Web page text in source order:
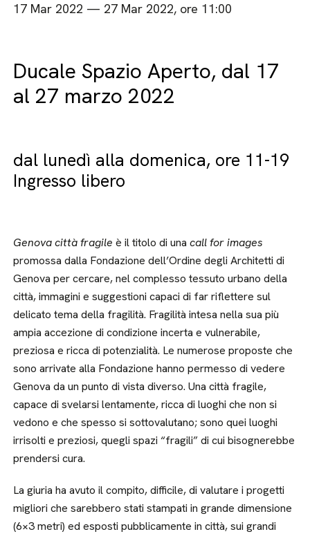
17 Mar 2022 — 27 Mar 2022, ore 11:00
Ducale Spazio Aperto, dal 17
al 27 marzo 2022
dal lunedì alla domenica, ore 11-19
Ingresso libero
Genova città fragile è il titolo di unacall for images
promossa dalla Fondazione dell’Ordine degli Architetti di
Genova per cercare, nel complesso tessuto urbano della
città, immagini e suggestioni capaci di far riflettere sul
delicato tema della fragilità. Fragilità intesa nella sua più
ampia accezione di condizione incerta e vulnerabile,
preziosa e ricca di potenzialità. Le numerose proposte che
sono arrivate alla Fondazione hanno permesso di vedere
Genova da un punto di vista diverso. Una città fragile,
capace di svelarsi lentamente, ricca di luoghi che non si
vedono e che spesso si sottovalutano; sono quei luoghi
irrisolti e preziosi, quegli spazi “fragili” di cui bisognerebbe
prendersi cura.
La giuria ha avuto il compito, difficile, di valutare i progetti
migliori che sarebbero stati stampati in grande dimensione
(6×3 metri) ed esposti pubblicamente in città, sui grandi